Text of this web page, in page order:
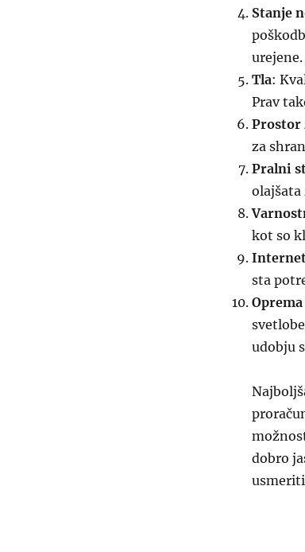
Stanje
urejene.
Tla:
Prav
Prostor
za
Pralni
olajšata
kot so
sta
udobju
dobro